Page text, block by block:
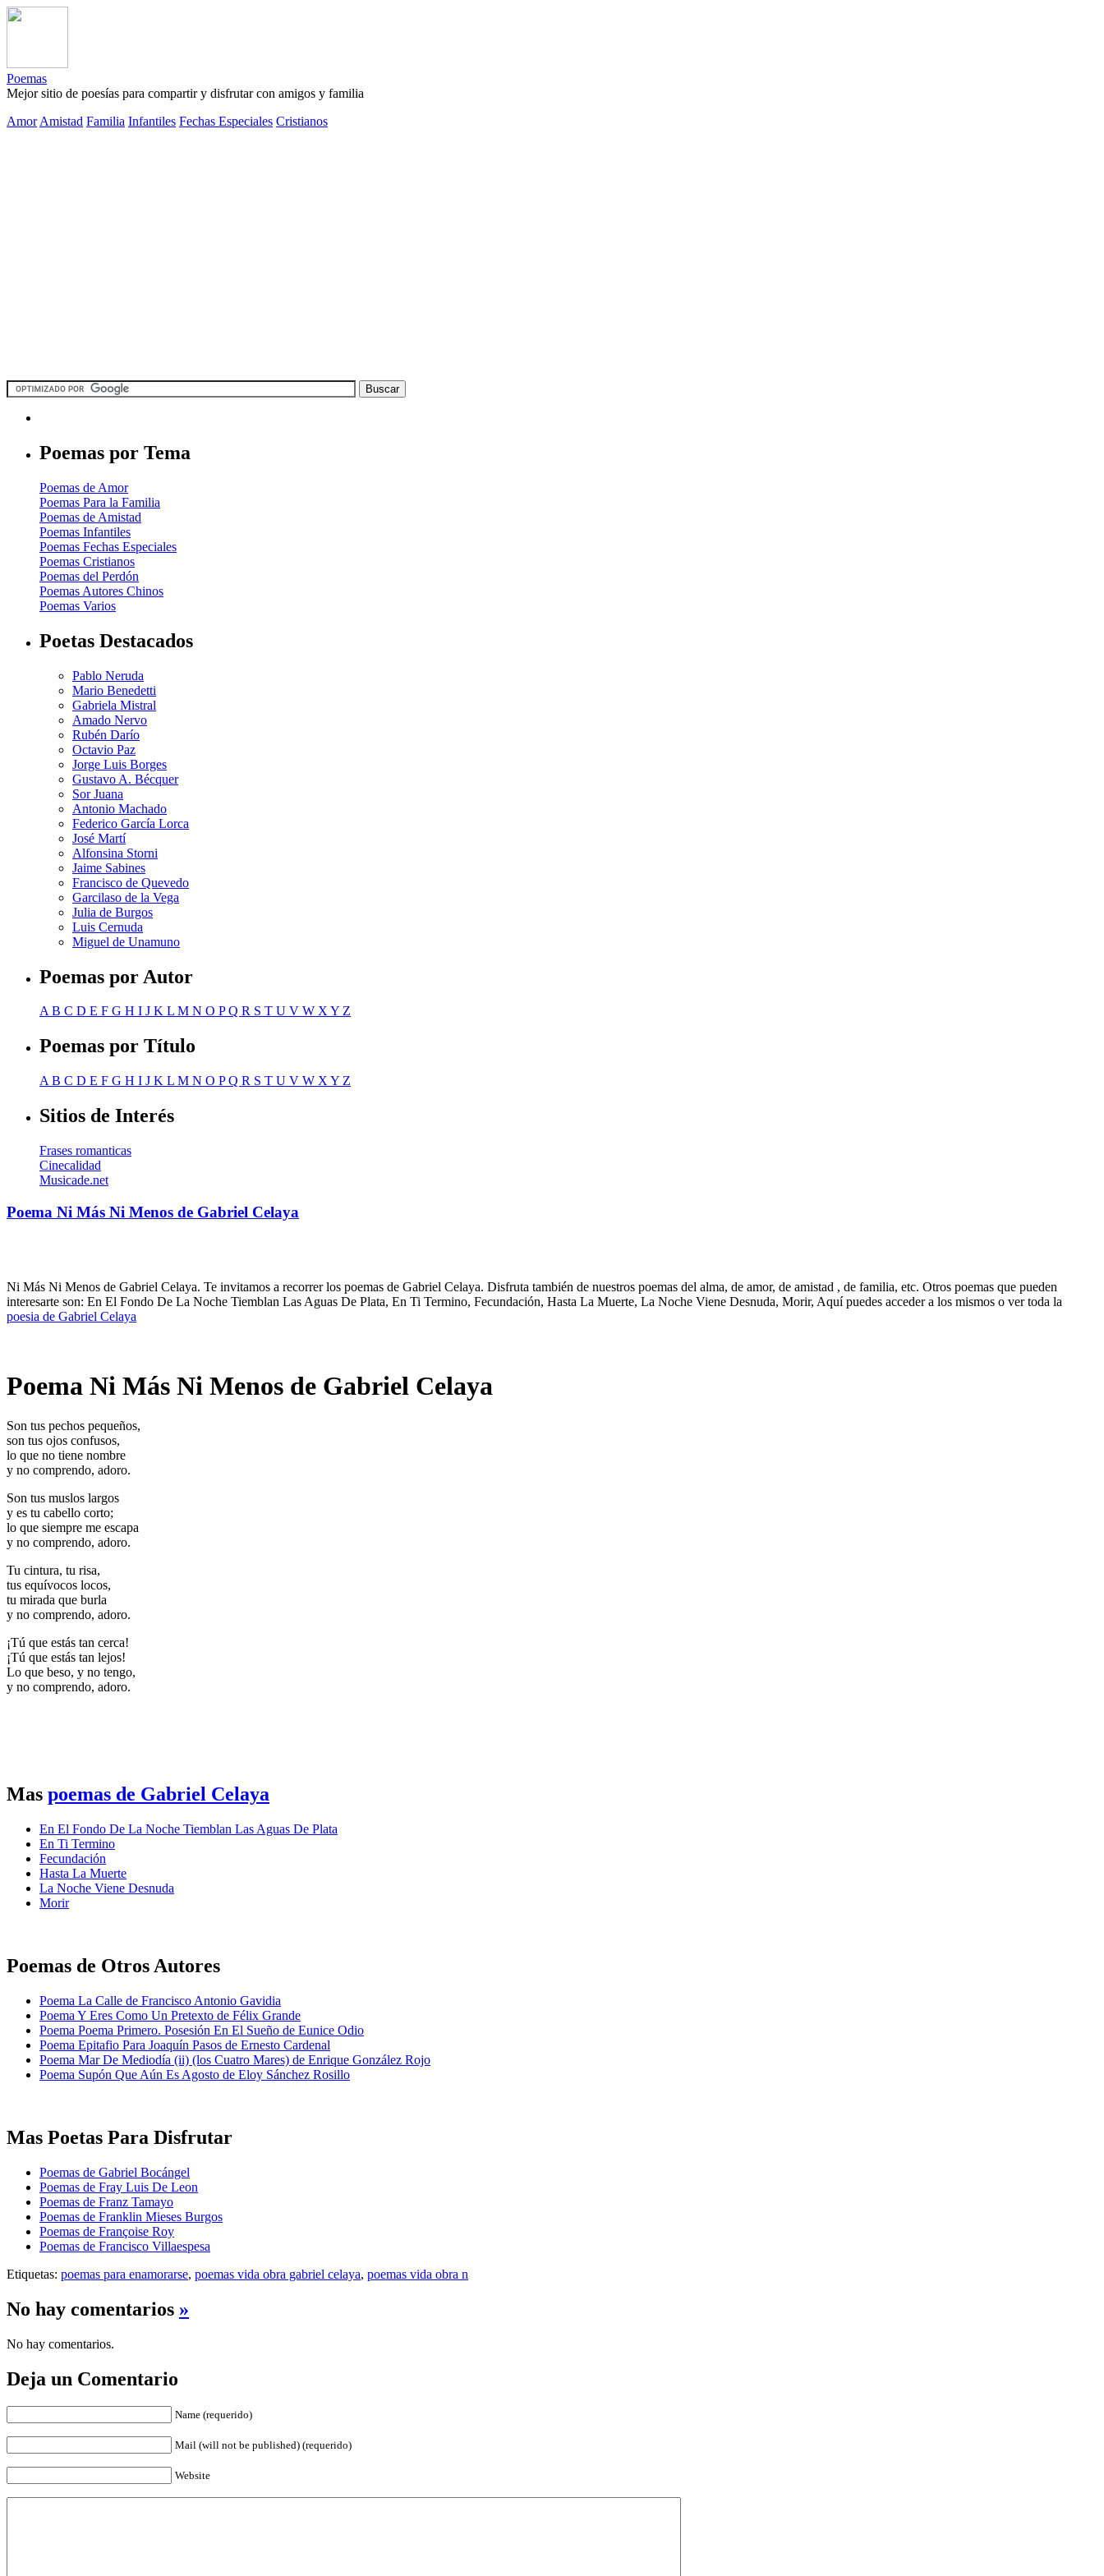
Poemas
Mejor sitio de poesías para compartir y disfrutar con amigos y familia
Amor Amistad Familia Infantiles Fechas Especiales Cristianos
Poemas por Tema
Poemas de Amor
Poemas Para la Familia
Poemas de Amistad
Poemas Infantiles
Poemas Fechas Especiales
Poemas Cristianos
Poemas del Perdón
Poemas Autores Chinos
Poemas Varios
Poetas Destacados
Pablo Neruda
Mario Benedetti
Gabriela Mistral
Amado Nervo
Rubén Darío
Octavio Paz
Jorge Luis Borges
Gustavo A. Bécquer
Sor Juana
Antonio Machado
Federico García Lorca
José Martí
Alfonsina Storni
Jaime Sabines
Francisco de Quevedo
Garcilaso de la Vega
Julia de Burgos
Luis Cernuda
Miguel de Unamuno
Poemas por Autor
AB C D E F G H I J K L M N O PQ R S T U V W XY Z
Poemas por Título
A B C D E F G H I J K L M N O PQ R S T U V W X Y Z
Sitios de Interés
Frases romanticas
Cinecalidad
Musicade.net
Poema Ni Más Ni Menos de Gabriel Celaya
Ni Más Ni Menos de Gabriel Celaya. Te invitamos a recorrer los poemas de Gabriel Celaya. Disfruta también de nuestros poemas del alma, de amor, de amistad , de familia, etc. Otros poemas que pueden
interesarte son: En El Fondo De La Noche Tiemblan Las Aguas De Plata, En Ti Termino, Fecundación, Hasta La Muerte, La Noche Viene Desnuda, Morir, Aquí puedes acceder a los mismos o ver toda la
poesia de Gabriel Celaya
Poema Ni Más Ni Menos de Gabriel Celaya
Son tus pechos pequeños,
son tus ojos confusos,
lo que no tiene nombre
y no comprendo, adoro.
Son tus muslos largos
y es tu cabello corto;
lo que siempre me escapa
y no comprendo, adoro.
Tu cintura, tu risa,
tus equívocos locos,
tu mirada que burla
y no comprendo, adoro.
¡Tú que estás tan cerca!
¡Tú que estás tan lejos!
Lo que beso, y no tengo,
y no comprendo, adoro.
Mas poemas de Gabriel Celaya
En El Fondo De La Noche Tiemblan Las Aguas De Plata
En Ti Termino
Fecundación
Hasta La Muerte
La Noche Viene Desnuda
Morir
Poemas de Otros Autores
Poema La Calle de Francisco Antonio Gavidia
Poema Y Eres Como Un Pretexto de Félix Grande
Poema Poema Primero. Posesión En El Sueño de Eunice Odio
Poema Epitafio Para Joaquín Pasos de Ernesto Cardenal
Poema Mar De Mediodía (ii) (los Cuatro Mares) de Enrique González Rojo
Poema Supón Que Aún Es Agosto de Eloy Sánchez Rosillo
Mas Poetas Para Disfrutar
Poemas de Gabriel Bocángel
Poemas de Fray Luis De Leon
Poemas de Franz Tamayo
Poemas de Franklin Mieses Burgos
Poemas de Françoise Roy
Poemas de Francisco Villaespesa
Etiquetas: poemas para enamorarse, poemas vida obra gabriel celaya, poemas vida obra n
No hay comentarios »
No hay comentarios.
Deja un Comentario
Name (requerido)
Mail (will not be published) (requerido)
Website